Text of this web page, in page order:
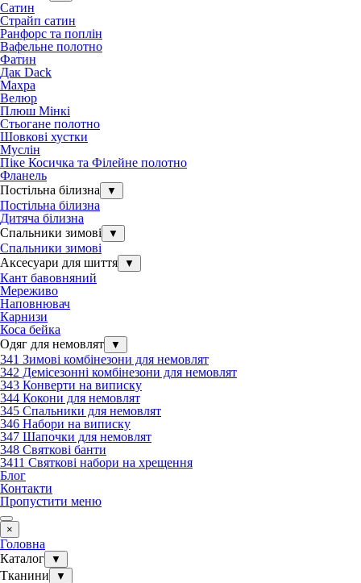
Сатин
Страйп сатин
Ранфорс та поплін
Вафельне полотно
Фатин
Дак Dack
Махра
Велюр
Плюш Мінкі
Стьогане полотно
Шовкові хустки
Муслін
Піке Косичка та Філейне полотно
Фланель
Постільна білизна
▼
Постільна білизна
Дитяча білизна
Спальники зимові
▼
Спальники зимові
Аксесуари для шиття
▼
Кант бавовняний
Мереживо
Наповнювач
Карнизи
Коса бейка
Одяг для немовлят
▼
341 Зимові комбінезони для немовлят
342 Демісезонні комбінезони для немовлят
343 Конверти на виписку
344 Кокони для немовлят
345 Спальники для немовлят
346 Набори на виписку
347 Шапочки для немовлят
348 Святкові банти
3411 Святкові набори на хрещення
Блог
Контакти
Пропустити меню
×
Головна
Каталог
▼
Тканини ▼